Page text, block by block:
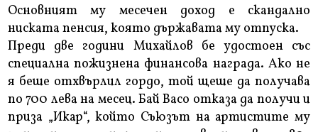
Основният му месечен доход е скандално
ниската пенсия, която държавата му отпуска.
Преди две години Михайлов бе удостоен със
специална пожизнена финансова награда. Ако не
я беше отхвърлил гордо, той щеше да получава
по 700 лева на месец. Бай Васо отказа да получи и
приза „Икар“, който Съюзът на артистите му